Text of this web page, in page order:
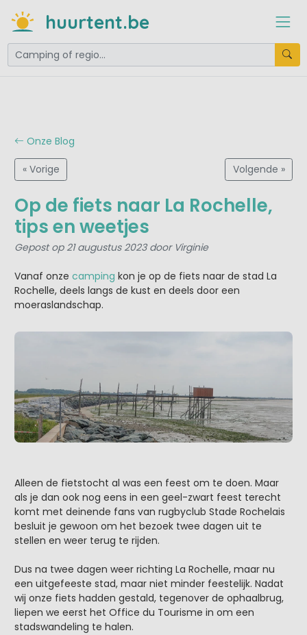
huurtent.be
Onze Blog
« Vorige Volgende »
Op de fiets naar La Rochelle,
tips en weetjes
Gepost op 21 augustus 2023 door Virginie
Vanaf onze camping kon je op de fiets naar de stad La
Rochelle, deels langs de kust en deels door een
moeraslandschap.
Alleen de fietstocht al was een feest om te doen. Maar
als je dan ook nog eens in een geel-zwart feest terecht
komt met deinende fans van rugbyclub Stade Rochelais
besluit je gewoon om het bezoek twee dagen uit te
stellen en weer terug te rijden.
Dus na twee dagen weer richting La Rochelle, maar nu
een uitgefeeste stad, maar niet minder feestelijk. Nadat
wij onze fiets hadden gestald, tegenover de ophaalbrug,
liepen we eerst het Office du Tourisme in om een
stadswandeling te halen.